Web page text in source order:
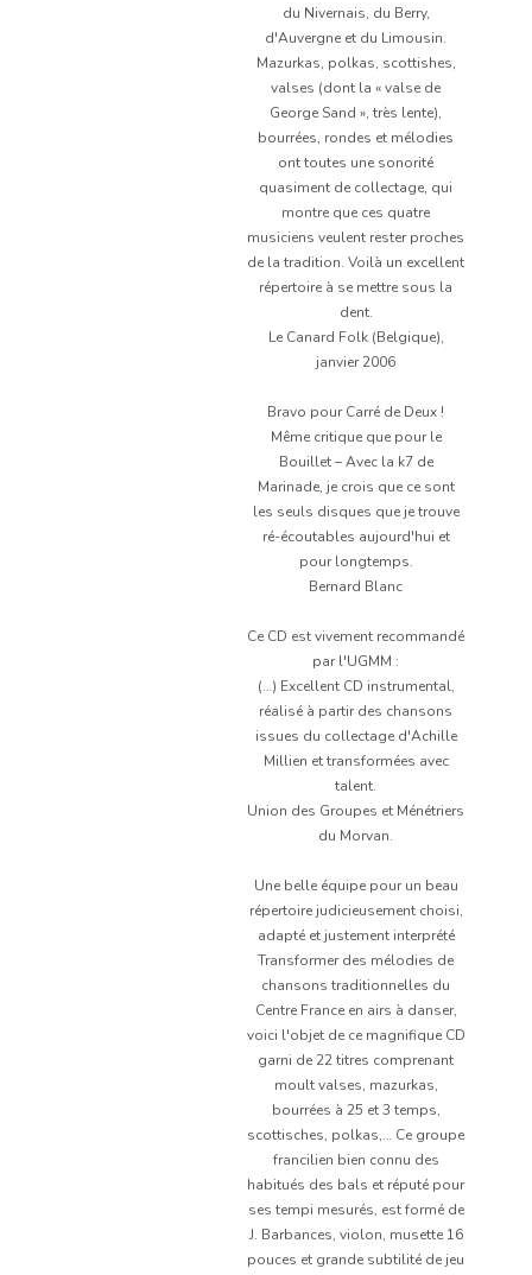
du Nivernais, du Berry,
d'Auvergne et du Limousin.
Mazurkas, polkas, scottishes,
valses (dont la « valse de
George Sand », très lente),
bourrées, rondes et mélodies
ont toutes une sonorité
quasiment de collectage, qui
montre que ces quatre
musiciens veulent rester proches
de la tradition. Voilà un excellent
répertoire à se mettre sous la
dent.
Le Canard Folk (Belgique),
janvier 2006
Bravo pour Carré de Deux !
Même critique que pour le
Bouillet – Avec la k7 de
Marinade, je crois que ce sont
les seuls disques que je trouve
ré-écoutables aujourd'hui et
pour longtemps.
Bernard Blanc
Ce CD est vivement recommandé
par l'UGMM :
(…) Excellent CD instrumental,
réalisé à partir des chansons
issues du collectage d'Achille
Millien et transformées avec
talent.
Union des Groupes et Ménétriers
du Morvan.
Une belle équipe pour un beau
répertoire judicieusement choisi,
adapté et justement interprété
Transformer des mélodies de
chansons traditionnelles du
Centre France en airs à danser,
voici l'objet de ce magnifique CD
garni de 22 titres comprenant
moult valses, mazurkas,
bourrées à 25 et 3 temps,
scottisches, polkas,… Ce groupe
francilien bien connu des
habitués des bals et réputé pour
ses tempi mesurés, est formé de
J. Barbances, violon, musette 16
pouces et grande subtilité de jeu